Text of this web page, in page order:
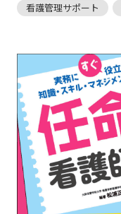
看護管理サポート